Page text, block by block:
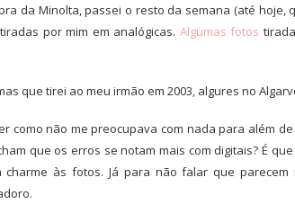
da Minolta, passei o resto da semana (até
por mim em analógicas. Algumas fotos
que tirei ao meu irmão em 2003, algures no
como não me preocupava com nada para além
que os erros se notam mais com digitais? É
charme às fotos. Já para não falar que